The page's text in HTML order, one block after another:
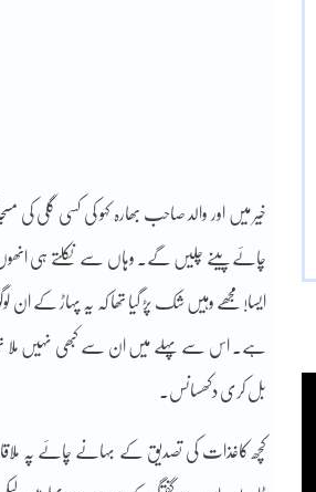
خیر میں اور والد صاحب بھارہ کہو کی کسی گلی
چائے پینے چلیں گے۔ وہاں سے نکلتے ہی انھوں
ایسا! مجھے وہیں شک پڑ گیا تھا کہ یہ پہاڑ کے
ہے۔ اس سے پہلے میں ان سے کبھی نہیں ملا
بل کری دکھسانس۔
کچھ کاغذات کی تصدیق کے بہانے چائے پہ